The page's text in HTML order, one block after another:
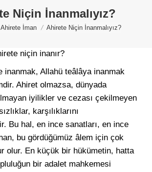
Niçin İnanmalıyız?
Ahirete İman Ahirete Niçin İnanmalıyız?
niçin inanır?
inanmak, Allahü teâlâya inanmak
Ahiret olmazsa, dünyada
iyilikler ve cezası çekilmeyen
karşılıklarını
Bu hal, en ince sanatları, en ince
bu gördüğümüz âlem için çok
olur. En küçük bir hükümetin, hatta
bir adalet mahkemesi